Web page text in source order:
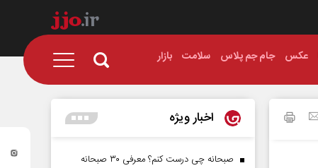
عکس جام جم پلاس سلامت بازار
اخبار ویژه
صبحانه چی درست کنم؟ معرفی ۳۰ صبحانه